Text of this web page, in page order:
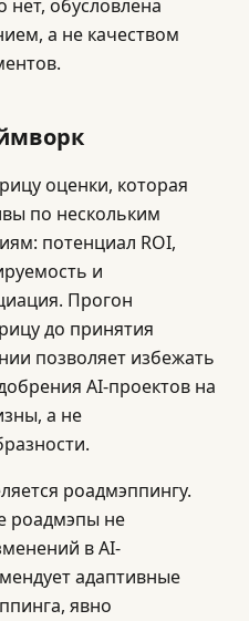
нет, обусловлена
а не качеством
оценки, которая
по нескольким
потенциал ROI,
и
Прогон
до принятия
позволяет избежать
AI-проектов на
а не
роадмэппингу.
роадмэпы не
в AI-
адаптивные
явно